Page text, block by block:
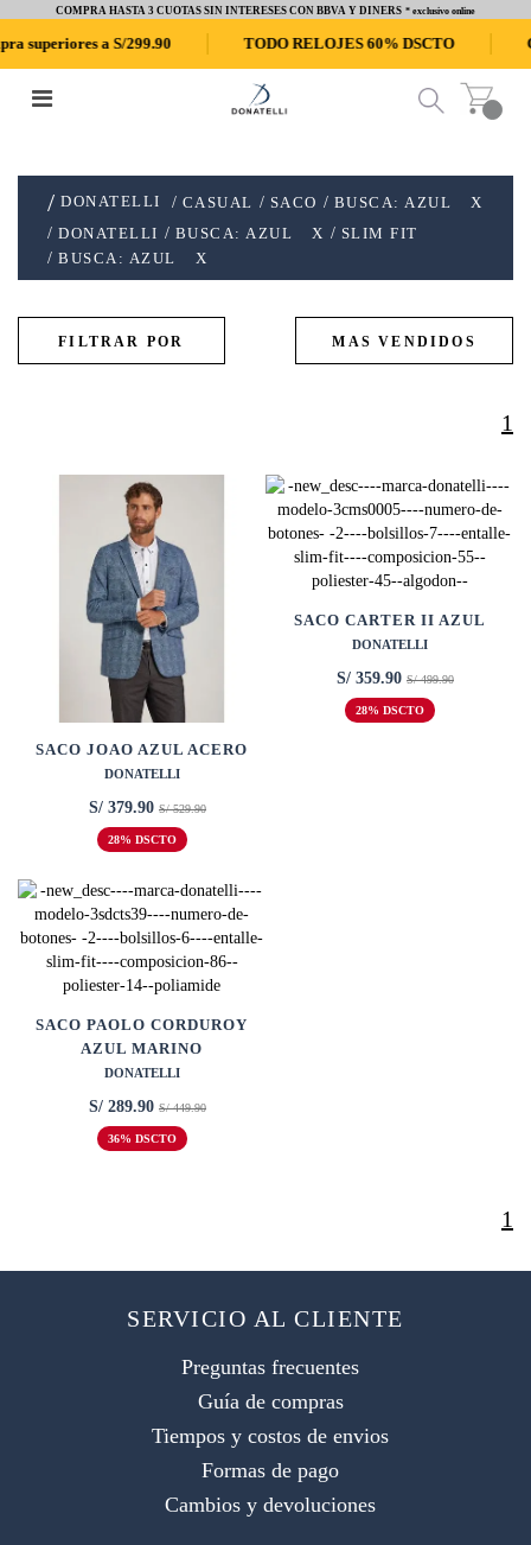
COMPRA HASTA 3 CUOTAS SIN INTERESES CON BBVA Y DINERS * exclusivo online
a S/299.90 TODO RELOJES 60% DSCTO
DONATELLI CASUAL SACO BUSCA: AZUL
X
DONATELLI
BUSCA: AZUL X
SLIM FIT
BUSCA: AZUL
X
1
SACO JOAO AZUL ACERO
DONATELLI
S/ 379.90 S/ 529.90
28% DSCTO
SACO CARTER II AZUL
DONATELLI
S/ 359.90 S/ 499.90
28% DSCTO
SACO PAOLO CORDUROY
AZUL MARINO
DONATELLI
S/ 289.90 S/ 449.90
36% DSCTO
1
SERVICIO AL CLIENTE
Preguntas frecuentes
Guía de compras
Tiempos y costos de envios
Formas de pago
Cambios y devoluciones